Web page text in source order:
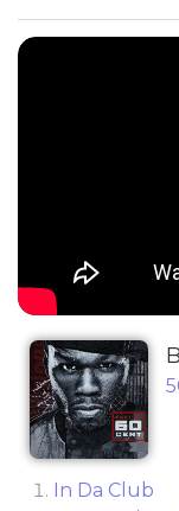
In Da Club